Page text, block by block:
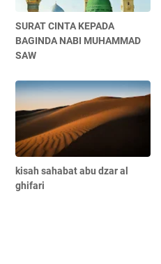
SURAT CINTA KEPADA
BAGINDA NABI MUHAMMAD
SAW
kisah sahabat abu dzar al
ghifari